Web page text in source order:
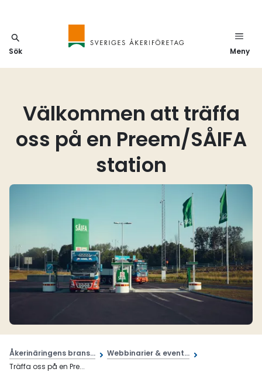
Sök Meny
Välkommen att träffa
oss på en Preem/SÅIFA
station
Åkerinäringens brans...
Webbinarier & event...
Träffa oss på en Pre...